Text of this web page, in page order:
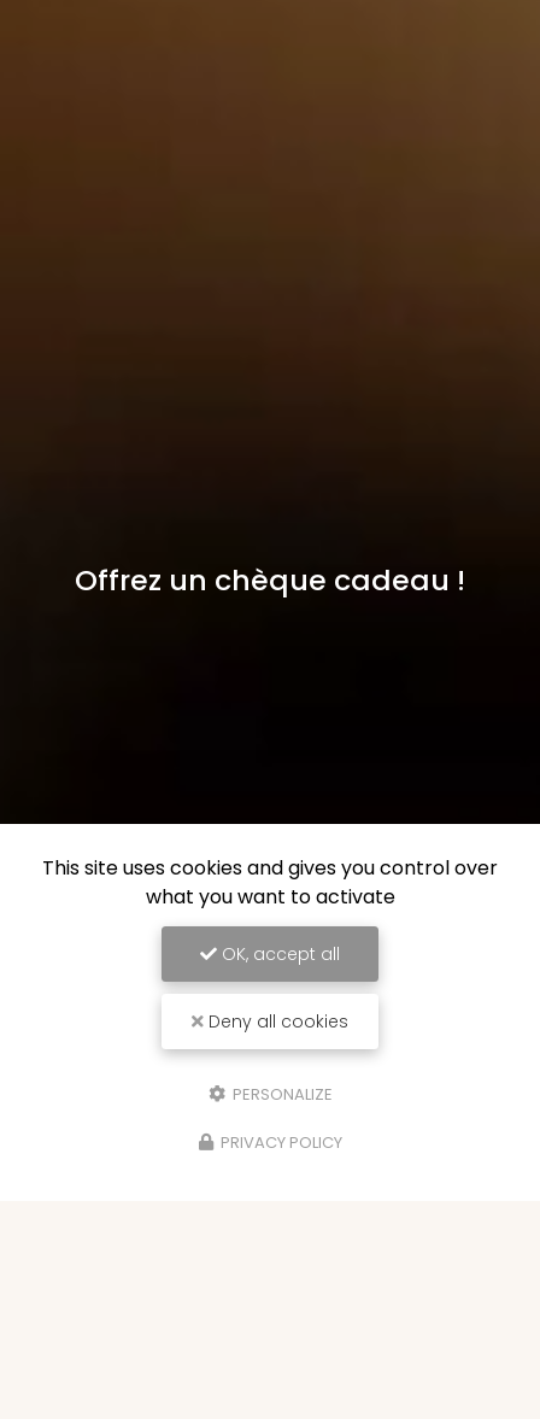
Offrez un chèque cadeau !
This site uses cookies and gives you control over
what you want to activate
OK, accept all
Deny all cookies
PERSONALIZE
PRIVACY POLICY